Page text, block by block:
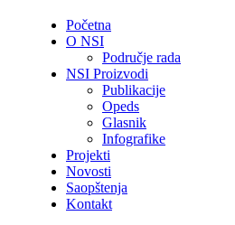
Početna
O NSI
Područje rada
NSI Proizvodi
Publikacije
Opeds
Glasnik
Infografike
Projekti
Novosti
Saopštenja
Kontakt